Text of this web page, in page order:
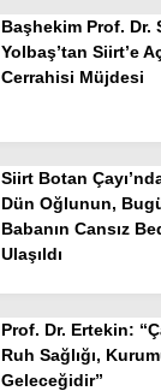
Başhekim Prof. Dr.
Yolbaş’tan Siirt’e
Cerrahisi Müjdesi
Siirt Botan
Dün Oğlunun,
Babanın Cansız
Ulaşıldı
Prof. Dr. Ertekin:
Ruh Sağlığı,
Geleceğidir”